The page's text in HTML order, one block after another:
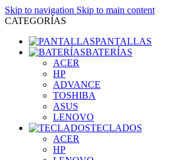
Skip to navigation Skip to main content
CATEGORÍAS
PANTALLAS
BATERÍAS
ACER
HP
ADVANCE
TOSHIBA
ASUS
LENOVO
TECLADOS
ACER
HP